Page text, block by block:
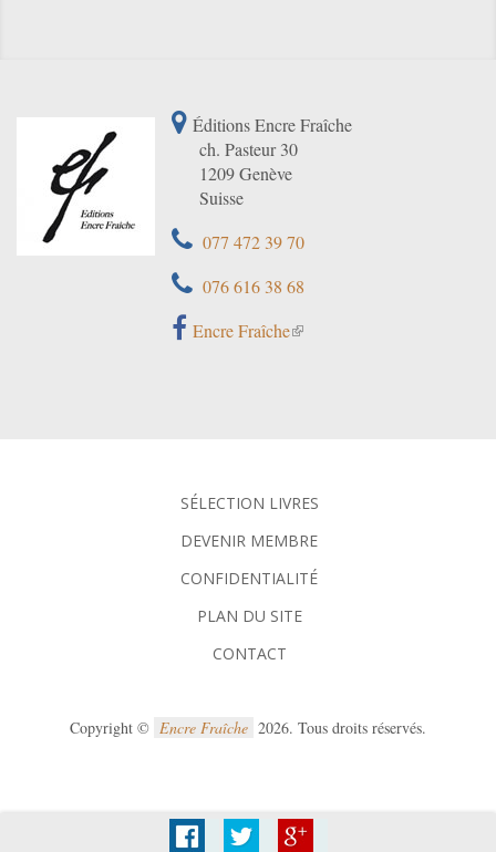
Éditions Encre Fraîche
ch. Pasteur 30
1209 Genève
Suisse
077 472 39 70
076 616 38 68
Encre Fraîche
SÉLECTION LIVRES
DEVENIR MEMBRE
CONFIDENTIALITÉ
PLAN DU SITE
CONTACT
Copyright © Encre Fraîche 2026. Tous droits réservés.